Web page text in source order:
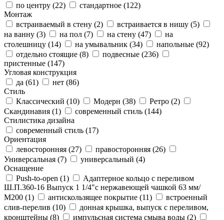
по центру (22) стандартное (122)
Монтаж
встраиваемый в стену (2) встраивается в нишу (5)
на ванну (3) на пол (7) на стену (47)
на
столешницу (14) на умывальник (34) напольные (92)
отдельно стоящие (8) подвесные (236)
пристенные (147)
Угловая конструкция
да (61) нет (86)
Стиль
Классический (10) Модерн (38) Ретро (2)
Скандинавия (1) современный стиль (144)
Стилистика дизайна
современный стиль (17)
Ориентация
левосторонняя (27) правосторонняя (26)
Универсальная (7) универсальный (4)
Оснащение
Push-to-open (1)
Адаптерное кольцо с переливом
Ш.П.360-16 Выпуск 1 1/4"с нержавеющей чашкой 63 мм/
М200 (1) антискользящее покрытие (11)
встроенный
слив-перелив (10)
донная крышка, выпуск с переливом,
кронштейны (8) импульсная система смыва воды (2)